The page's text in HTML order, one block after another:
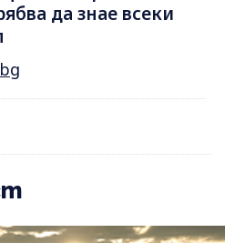
да знае всеки